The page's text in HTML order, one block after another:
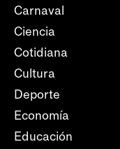
Carnaval
Ciencia
Cotidiana
Cultura
Deporte
Economía
Educación